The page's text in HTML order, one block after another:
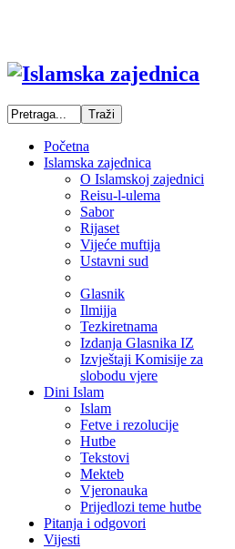
Početna
Islamska zajednica
O Islamskoj zajednici
Reisu-l-ulema
Sabor
Rijaset
Vijeće muftija
Ustavni sud
Glasnik
Ilmijja
Tezkiretnama
Izdanja Glasnika IZ
Izvještaji Komisije za
slobodu vjere
Dini Islam
Islam
Fetve i rezolucije
Hutbe
Tekstovi
Mekteb
Vjeronauka
Prijedlozi teme hutbe
Pitanja i odgovori
Vijesti